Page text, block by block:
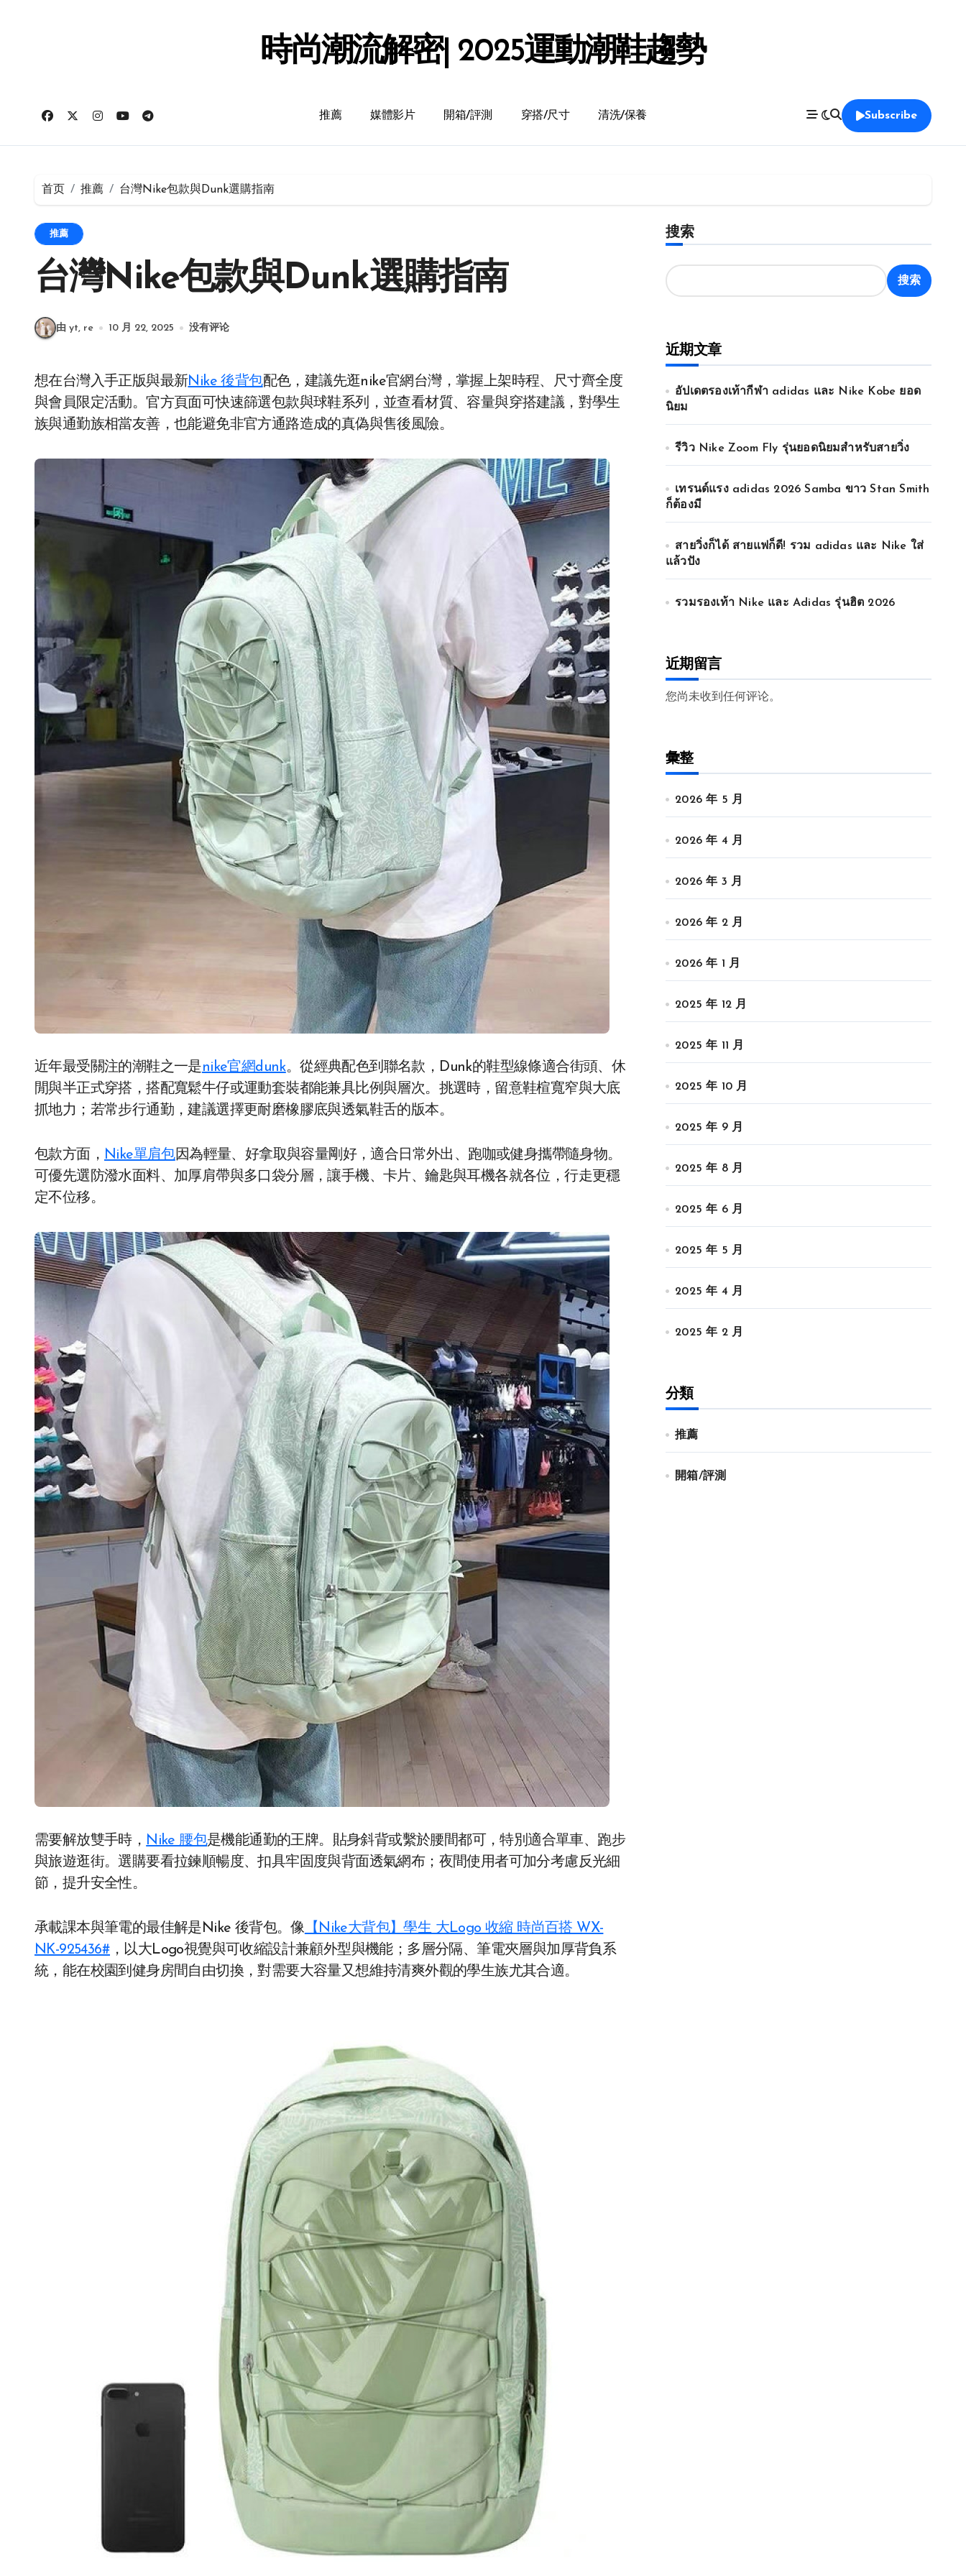
時尚潮流解密| 2025運動潮鞋趨勢
推薦 媒體影片 開箱/評測 穿搭/尺寸 清洗/保養 Subscribe
首页 推薦 台灣Nike包款與Dunk選購指南
推薦
台灣Nike包款與Dunk選購指南
由 yt, re 10 月 22, 2025 没有评论
想在台灣入手正版與最新Nike 後背包配色，建議先逛nike官網台灣，掌握上架時程、尺寸齊全度
與會員限定活動。官方頁面可快速篩選包款與球鞋系列，並查看材質、容量與穿搭建議，對學生
族與通勤族相當友善，也能避免非官方通路造成的真偽與售後風險。
近年最受關注的潮鞋之一是nike官網dunk。從經典配色到聯名款，Dunk的鞋型線條適合街頭、休
閒與半正式穿搭，搭配寬鬆牛仔或運動套裝都能兼具比例與層次。挑選時，留意鞋楦寬窄與大底
抓地力；若常步行通勤，建議選擇更耐磨橡膠底與透氣鞋舌的版本。
包款方面， Nike單肩包因為輕量、好拿取與容量剛好，適合日常外出、跑咖或健身攜帶隨身物。
可優先選防潑水面料、加厚肩帶與多口袋分層，讓手機、卡片、鑰匙與耳機各就各位，行走更穩
定不位移。
需要解放雙手時， Nike 腰包是機能通勤的王牌。貼身斜背或繫於腰間都可，特別適合單車、跑步
與旅遊逛街。選購要看拉鍊順暢度、扣具牢固度與背面透氣網布；夜間使用者可加分考慮反光細
節，提升安全性。
承載課本與筆電的最佳解是Nike 後背包。像 【Nike大背包】學生 大Logo 收縮 時尚百搭 WX-
NK-925436# ，以大Logo視覺與可收縮設計兼顧外型與機能；多層分隔、筆電夾層與加厚背負系
統，能在校園到健身房間自由切換，對需要大容量又想維持清爽外觀的學生族尤其合適。
搜索
搜索
近期文章
อัปเดตรองเท้ากีฬา adidas และ Nike Kobe ยอด
นิยม
รีวิว Nike Zoom Fly รุ่นยอดนิยมสำหรับสายวิ่ง
เทรนด์แรง adidas 2026 Samba ขาว Stan Smith
ก็ต้องมี
สายวิ่งก็ได้ สายแฟก็ดี! รวม adidas และ Nike ใส่
แล้วปัง
รวมรองเท้า Nike และ Adidas รุ่นฮิต 2026
近期留言
您尚未收到任何评论。
彙整
2026 年 5 月
2026 年 4 月
2026 年 3 月
2026 年 2 月
2026 年 1 月
2025 年 12 月
2025 年 11 月
2025 年 10 月
2025 年 9 月
2025 年 8 月
2025 年 6 月
2025 年 5 月
2025 年 4 月
2025 年 2 月
分類
推薦
開箱/評測